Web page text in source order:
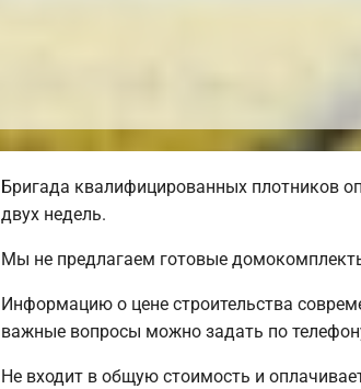
Бригада квалифицированных плотников
двух недель.
Мы не предлагаем готовые
Информацию о цене строительства
важные вопросы можно задать по
Не входит в общую стоимость и